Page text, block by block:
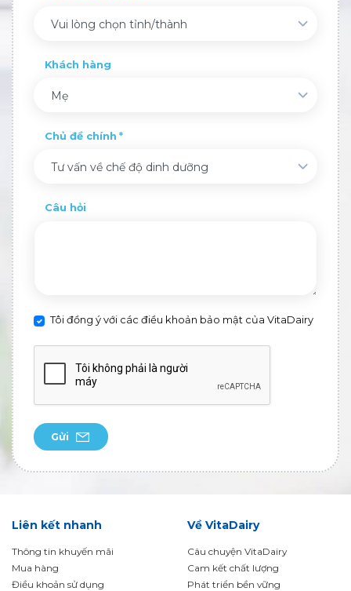
Vui lòng chọn tỉnh/thành
Khách hàng
Mẹ
Chủ đề chính
Tư vấn về chế độ dinh dưỡng
Câu hỏi
Tôi đồng ý với các điều khoản bảo mật của VitaDairy
Gửi
Liên kết nhanh
Thông tin khuyến mãi
Mua hàng
Điều khoản sử dụng
Về VitaDairy
Câu chuyện VitaDairy
Cam kết chất lượng
Phát triển bền vững